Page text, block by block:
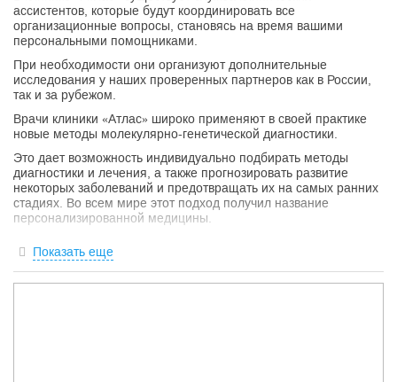
ассистентов, которые будут координировать все
организационные вопросы, становясь на время вашими
персональными помощниками.
При необходимости они организуют дополнительные
исследования у наших проверенных партнеров как в России,
так и за рубежом.
Врачи клиники «Атлас» широко применяют в своей практике
новые методы молекулярно-генетической диагностики.
Это дает возможность индивидуально подбирать методы
диагностики и лечения, а также прогнозировать развитие
некоторых заболеваний и предотвращать их на самых ранних
стадиях. Во всем мире этот подход получил название
персонализированной медицины.
зарубежных институтов, работающими на стыке
фундаментальной науки и практической медицины. Это
позволяет нам использовать только проверенные способы
Показать еще